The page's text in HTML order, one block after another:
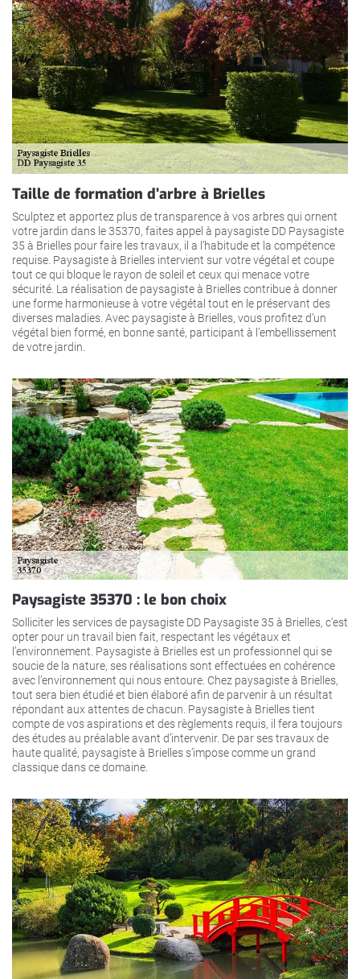
Taille de formation d’arbre à Brielles
Sculptez et apportez plus de transparence à vos arbres qui ornent
votre jardin dans le 35370, faites appel à paysagiste DD Paysagiste
35 à Brielles pour faire les travaux, il a l’habitude et la compétence
requise. Paysagiste à Brielles intervient sur votre végétal et coupe
tout ce qui bloque le rayon de soleil et ceux qui menace votre
sécurité. La réalisation de paysagiste à Brielles contribue à donner
une forme harmonieuse à votre végétal tout en le préservant des
diverses maladies. Avec paysagiste à Brielles, vous profitez d’un
végétal bien formé, en bonne santé, participant à l’embellissement
de votre jardin.
Paysagiste 35370 : le bon choix
Solliciter les services de paysagiste DD Paysagiste 35 à Brielles, c’est
opter pour un travail bien fait, respectant les végétaux et
l’environnement. Paysagiste à Brielles est un professionnel qui se
soucie de la nature, ses réalisations sont effectuées en cohérence
avec l’environnement qui nous entoure. Chez paysagiste à Brielles,
tout sera bien étudié et bien élaboré afin de parvenir à un résultat
répondant aux attentes de chacun. Paysagiste à Brielles tient
compte de vos aspirations et des règlements requis, il fera toujours
des études au préalable avant d’intervenir. De par ses travaux de
haute qualité, paysagiste à Brielles s’impose comme un grand
classique dans ce domaine.